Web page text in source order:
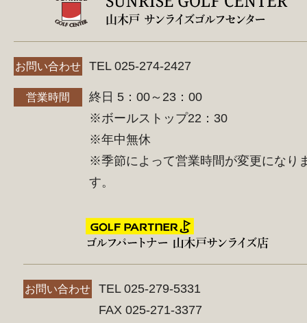
お問い合わせ TEL 025-274-2427
営業時間
終日 5：00～23：00
※ボールストップ22：30
※年中無休
※季節によって営業時間が変更になり
す。
お問い合わせ
TEL 025-279-5331
FAX 025-271-3377